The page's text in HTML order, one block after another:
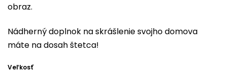
obraz.
Nádherný doplnok na skrášlenie svojho domova
máte na dosah štetca!
Veľkosť